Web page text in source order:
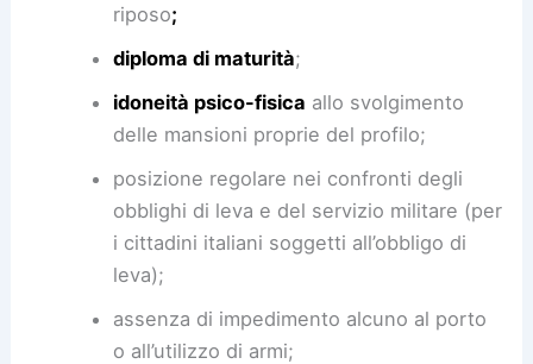
riposo;
diploma di maturità;
idoneità psico-fisica allo svolgimento
delle mansioni proprie del profilo;
posizione regolare nei confronti degli
obblighi di leva e del servizio militare (per
i cittadini italiani soggetti all’obbligo di
leva);
assenza di impedimento alcuno al porto
o all’utilizzo di armi;